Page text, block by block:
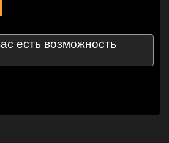
есть возможность